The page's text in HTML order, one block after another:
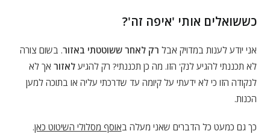
כששואלים אותי 'איפה זה'?
אני יודע לענות במדויק אבל רק לאחר ששוטטתי באזור. בשום צורה
לא תכננתי להגיע לנק' הזו. מה כן תכננתי? רק להגיעלאזור אך לא
לנקודה הזו כי לא ידעתי על קיומה עד שדרכתי עליה או בתוכה למען
הכנות.
כך גם כמעט כל הדברים שאני מעלה באוסף מסלולי השיטוט כאן.